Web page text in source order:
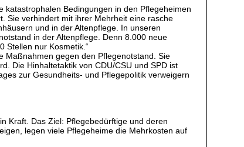
katastrophalen Bedingungen in den Pflegeheimen
Sie verhindert mit ihrer Mehrheit eine rasche
und in der Altenpflege. In unseren
in der Altenpflege. Denn 8.000 neue
Stellen nur Kosmetik.“
Maßnahmen gegen den Pflegenotstand. Sie
Die Hinhaltetaktik von CDU/CSU und SPD ist
zur Gesundheits- und Pflegepolitik verweigern
Kraft. Das Ziel: Pflegebedürftige und deren
legen viele Pflegeheime die Mehrkosten auf